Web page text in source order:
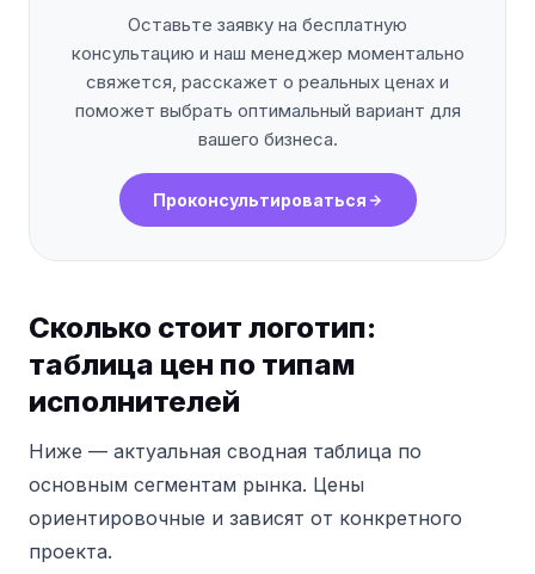
Оставьте заявку на бесплатную
консультацию и наш менеджер моментально
свяжется, расскажет о реальных ценах и
поможет выбрать оптимальный вариант для
вашего бизнеса.
Проконсультироваться
Сколько стоит логотип:
таблица цен по типам
исполнителей
Ниже — актуальная сводная таблица по
основным сегментам рынка. Цены
ориентировочные и зависят от конкретного
проекта.